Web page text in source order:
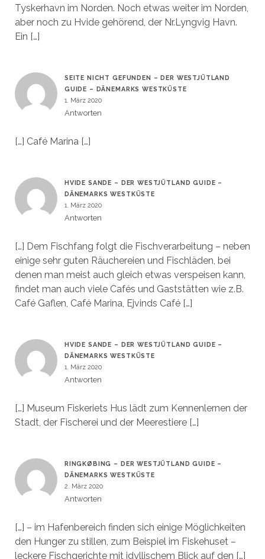
Tyskerhavn im Norden. Noch etwas weiter im Norden,
aber noch zu Hvide gehörend, der Nr.Lyngvig Havn.
Ein […]
SEITE NICHT GEFUNDEN – DER WESTJÜTLAND
GUIDE – DÄNEMARKS WESTKÜSTE
1. März 2020
Antworten
[…] Café Marina […]
HVIDE SANDE – DER WESTJÜTLAND GUIDE –
DÄNEMARKS WESTKÜSTE
1. März 2020
Antworten
[…] Dem Fischfang folgt die Fischverarbeitung – neben
einige sehr guten Räuchereien und Fischläden, bei
denen man meist auch gleich etwas verspeisen kann,
findet man auch viele Cafés und Gaststätten wie z.B.
Café Gaflen, Café Marina, Ejvinds Café […]
HVIDE SANDE – DER WESTJÜTLAND GUIDE –
DÄNEMARKS WESTKÜSTE
1. März 2020
Antworten
[…] Museum Fiskeriets Hus lädt zum Kennenlernen der
Stadt, der Fischerei und der Meerestiere […]
RINGKØBING – DER WESTJÜTLAND GUIDE –
DÄNEMARKS WESTKÜSTE
2. März 2020
Antworten
[…] – im Hafenbereich finden sich einige Möglichkeiten
den Hunger zu stillen, zum Beispiel im Fiskehuset –
leckere Fischgerichte mit idyllischem Blick auf den […]